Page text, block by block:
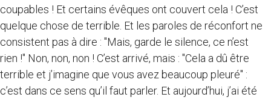
coupables ! Et certains évêques ont couvert cela ! C’est
quelque chose de terrible. Et les paroles de réconfort ne
consistent pas à dire : "Mais, garde le silence, ce n’est
rien !" Non, non, non ! C’est arrivé, mais : "Cela a dû être
terrible et j’imagine que vous avez beaucoup pleuré" :
c’est dans ce sens qu’il faut parler. Et aujourd’hui, j’ai été